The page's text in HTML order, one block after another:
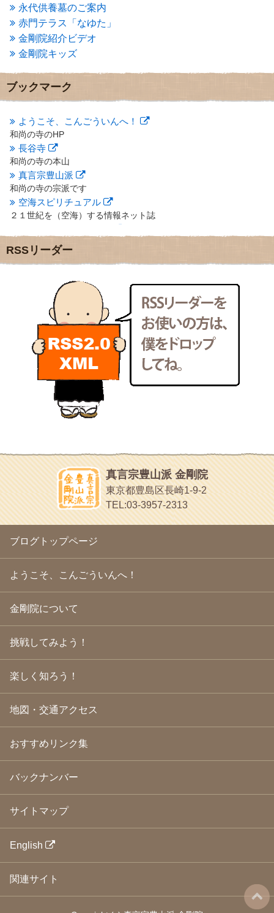
2013年5月(13)
2013年4月(1)
2013年3月 (4)
2013年2月(6)
2013年1月(6)
2012年12月(7)
2012年11月(7)
2012年10月
2012年8月
(9)
2012年7月(10)
2012年6月
2012年5月(16)
2012年4月 (16)
2012年3月(17)
2012年2月(20)
2012年1月(25)
2011年11月(28)
2011年10月(31)
2011年9月(24)
2011年7月(18)
2011年6月
2011年5月
(15)
2011年4月(17)
2011年3月(15)
2011年2月
2011年1月(22)
2010年12月(21)
2010年11月
2010年10月(13)
(16)
2010年6月(18)
2010年5月(22)
2010年4月(25)
2010年3月
(22)
2010年2月(23)
2010年1月(23)
(18)
2009年11月
(20)
2009年10月(20)
2009年9月 (20)
2009年6月(22)
2009年5月(20)
2009年4月
(24)
2009年3月(21)
2009年2月(19)
2009年1月(25)
2008年10月
(31)
2008年9月(24)
2008年8月(24)
2008年5月(21)
(24)
2008年2月 (21)
2008年1月(23)
2007年12月
2007年9月
2007年8月(26)
永代供養墓のご案内
赤門テラス「なゆた」
金剛院紹介ビデオ
金剛院キッズ
ブックマーク
ようこそ、こんごういんへ！
和尚の寺のHP
長谷寺
和尚の寺の本山
真言宗豊山派
和尚の寺の宗派です
空海スピリチュアル
２１世紀を（空海）する情報ネット誌
地域のライターさんです
小豆島 圓満寺
新聞屋の道具箱
新聞社で使われる用語の解説など
makotoさんの御符内巡礼記
東京の巡礼記です
POLYHEDON
いろいろなことが書いてあるよ
bunchan
あちこち行って！
目白鍼灸院
日本人の繊細な体質にあわせた、やさしく気持ちよい鍼灸治療で
ほうげん日記
放言じゃなくて和尚さんの名前だよ
面白いサイトみつけたよ。
ヘェ～という感じ
chocolab.Air♪DIALY
ラブラドールのワンちゃんがかわいいよ
RSSリーダー
真言宗豊山派 金剛院
東京都豊島区長崎1-9-2
TEL:03-3957-2313
ブログトップページ
ようこそ、こんごういんへ！
金剛院について
挑戦してみよう！
楽しく知ろう！
地図・交通アクセス
おすすめリンク集
バックナンバー
サイトマップ
English
関連サイト